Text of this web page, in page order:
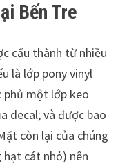
Bến Tre
cấu thành từ nhiều
là lớp pony vinyl
phủ một lớp keo
decal; và được bao
còn lại của chúng
hạt cát nhỏ) nên